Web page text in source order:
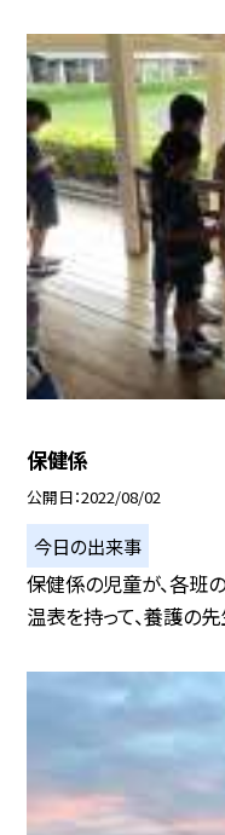
保健係
公開日 2022/08/02
今日の出来事
保健係の児童が、各班
温表を持って、養護の